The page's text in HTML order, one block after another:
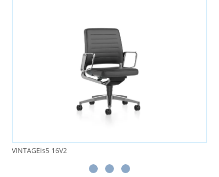
VINTAGEis5 16V2